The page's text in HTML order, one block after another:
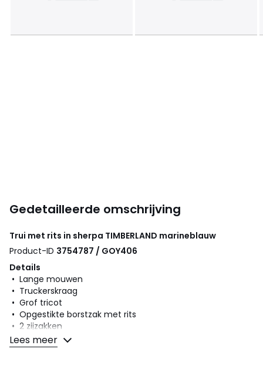
Gedetailleerde omschrijving
Trui met rits in sherpa TIMBERLAND marineblauw
Product-ID 3754787 / GOY406
Details
• Lange mouwen
• Truckerskraag
• Grof tricot
• Opgestikte borstzak met rits
• 2 zijzakken
• 1 binnenzak
Lees meer